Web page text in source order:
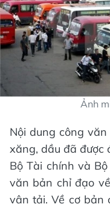
Ảnh
Nội dung công
xăng, dầu đã được
Bộ Tài chính và
văn bản chỉ đạo
vận tải. Về cơ bản